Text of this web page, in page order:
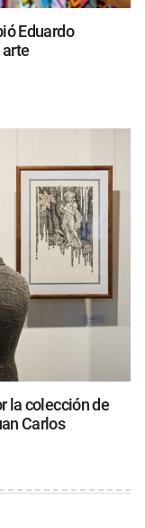
Eduardo
la colección de
Carlos